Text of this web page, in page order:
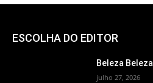
ESCOLHA DO EDITOR
Beleza Beleza
julho 27, 2026